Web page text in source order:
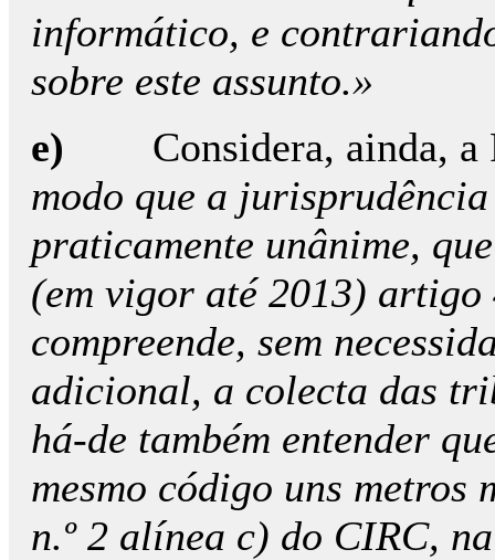
informático, e
sobre este assunto.»
e) Considera, ainda,
modo que a
praticamente unânime,
(em vigor até 2013) artigo
compreende, sem
adicional, a colecta das
há-de também entender
mesmo código uns metros
n.º 2 alínea c) do CIRC,